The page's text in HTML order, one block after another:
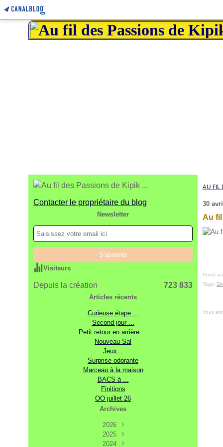
Contacter le propriétaire du blog
Newsletter
Visiteurs
Depuis la création 723 833
Articles récents
Curieuse étape ...
Second jour ...
Petit retour en arrière ...
Nouveau Sal
Jeux...
Surprise odorante
Marceau à la maison
BACS à ...
Finitions
OO juillet 26
Archives
2026
Août
(3)
Juillet(7)
2025
Décembre
2024
AU FIL
30
Au
Posté
Tags:
Vous